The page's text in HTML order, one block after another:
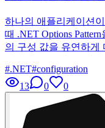
하나의 애플리케이션
때 .NET Options
의 구성 값을 유연하게
#.NET#configuration
13
0 0